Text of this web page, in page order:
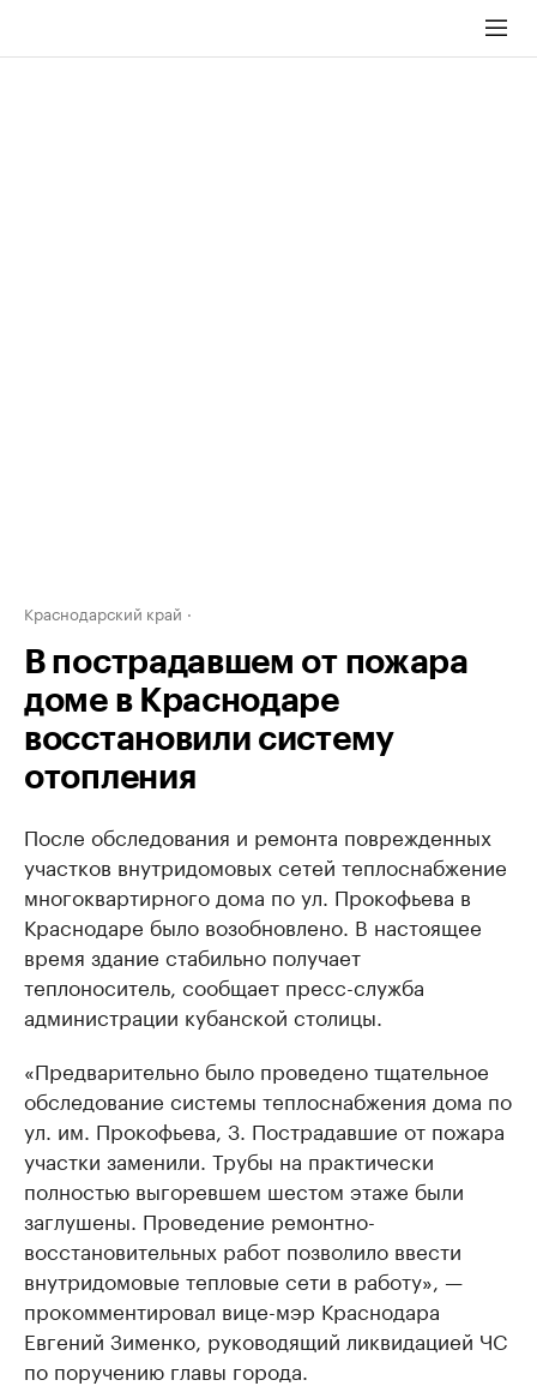
Краснодарский край
В пострадавшем от пожара
доме в Краснодаре
восстановили систему
отопления
После обследования и ремонта поврежденных
участков внутридомовых сетей теплоснабжение
многоквартирного дома по ул. Прокофьева в
Краснодаре было возобновлено. В настоящее
время здание стабильно получает
теплоноситель, сообщает пресс-служба
администрации кубанской столицы.
«Предварительно было проведено тщательное
обследование системы теплоснабжения дома по
ул. им. Прокофьева, 3. Пострадавшие от пожара
участки заменили. Трубы на практически
полностью выгоревшем шестом этаже были
заглушены. Проведение ремонтно-
восстановительных работ позволило ввести
внутридомовые тепловые сети в работу», —
прокомментировал вице-мэр Краснодара
Евгений Зименко, руководящий ликвидацией ЧС
по поручению главы города.